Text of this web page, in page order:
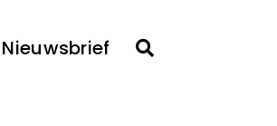
Nieuwsbrief